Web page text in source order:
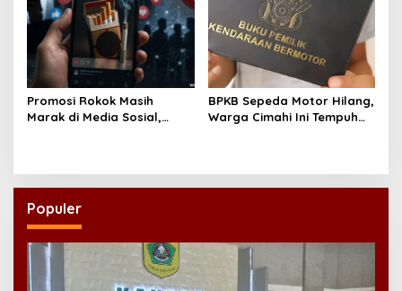
Promosi Rokok Masih
Marak di Media Sosial,
BPKB Sepeda Motor Hilang,
Warga Cimahi Ini Tempuh
Populer